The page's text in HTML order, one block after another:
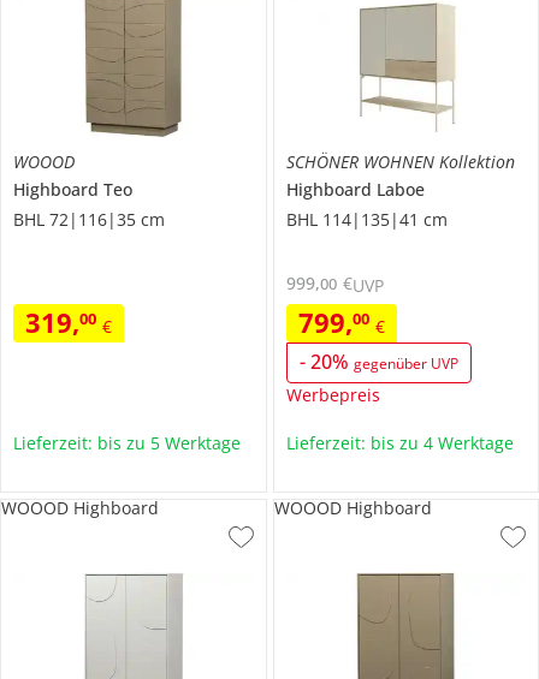
WOOOD
Highboard Teo
BHL 72|116|35 cm
319,00 €
Lieferzeit: bis zu 5 Werktage
SCHÖNER WOHNEN Kollektion
Highboard Laboe
BHL 114|135|41 cm
799,00 €
-20% gegenüber UVP
Werbepreis
999,00 €UVP
Lieferzeit: bis zu 4 Werktage
WOOOD Highboard WOOOD Highboard